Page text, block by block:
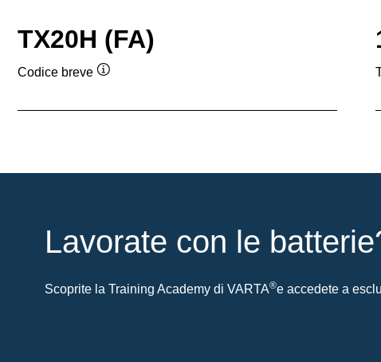
TX20H (FA)
Codice breve
Lavorate con le
Scoprite la Training Academy di VARTA®e accedete a